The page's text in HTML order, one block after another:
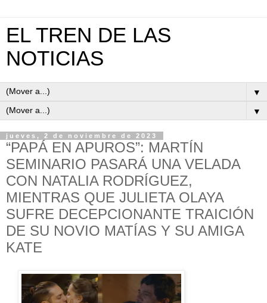
EL TREN DE LAS
NOTICIAS
▼
▼
jueves, 2 de noviembre de 2023
“PAPÁ EN APUROS”: MARTÍN
SEMINARIO PASARÁ UNA VELADA
CON NATALIA RODRÍGUEZ,
MIENTRAS QUE JULIETA OLAYA
SUFRE DECEPCIONANTE TRAICIÓN
DE SU NOVIO MATÍAS Y SU AMIGA
KATE